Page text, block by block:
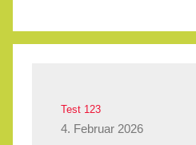
Test 123
4. Februar 2026